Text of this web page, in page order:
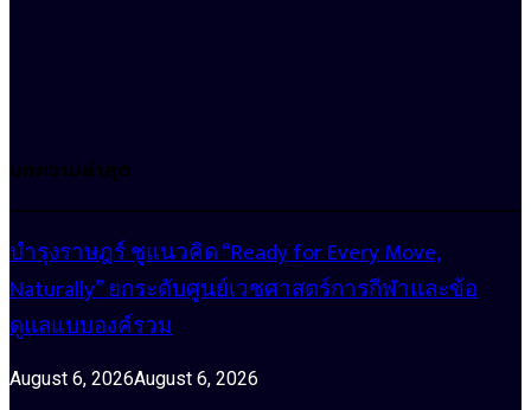
บทความล่าสุด
บำรุงราษฎร์ ชูแนวคิด “Ready for Every Move,
Naturally” ยกระดับศูนย์เวชศาสตร์การกีฬาและข้อ
ดูแลแบบองค์รวม
August 6, 2026August 6, 2026